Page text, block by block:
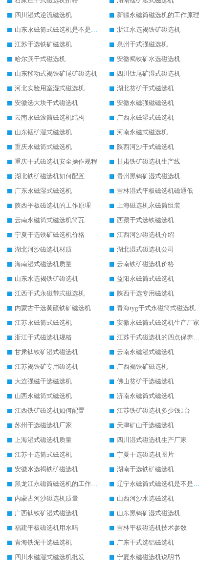
四川湿式逆流磁选机
新疆永磁筒磁选机的工作原理
山东永磁筒式磁选机是不是强磁
浙江水选褐铁矿磁选机
江苏干选铁矿磁选机
泉州干式强磁选机
哈尔滨干式磁选机
安徽褐铁矿水选磁选机
山东移动式褐铁矿尾矿磁选机
四川钛尾矿湿式磁选机
河北实验用室湿式磁选机
湖北贫矿干式磁选机
安徽选大块干式磁选机
安徽永磁强磁磁选机
云南永磁滚筒磁选机结构
广西永磁湿式磁选机
山东锰矿湿式磁选机
河南永磁式磁选机
重庆永磁筒式磁选机
陕西河沙干式磁选机
重庆干式磁选机安全操作规程
甘肃铁矿磁选机生产线
湖北铁矿磁选机如何配置
贵州黑钨矿湿式磁选机
广东永磁湿式磁选机
吉林湿式平板磁选机磁通低
陕西平板磁选机的工作原理
上海磁选机永磁筒组装
云南永磁筒式磁选机筒瓦
西藏干式选铁磁选机
宁夏干选铁矿磁选机价格
江西河沙磁选机介绍
湖北河沙磁选机材质
湖北湿式磁选机公司
海南湿式磁选机质量
云南铁矿磁选机价格
山东水选褐铁矿磁选机
益阳永磁筒式磁选机
江西干式永磁带式磁选机
陕西干选专用磁选机
内蒙古干选黄硫铁矿磁选机
青海tyg干式永磁筒式磁选机
江苏永磁筒式磁选机
安徽永磁筒式磁选机生产厂家
浙江干式磁选机规格
江苏干式磁选机的四点保养秘籍
甘肃钛铁矿湿式磁选机
云南永磁湿式磁选机
江苏褐铁矿专用磁选机
广西褐铁矿磁选机
大连强磁干选磁选机
佛山贫矿干选磁选机
山西永磁筒式磁选机
济南永磁筒式磁选机
江西铁矿磁选机如何配置
江苏铁矿磁选机多少钱1台
苏州干选磁选机厂家
天津矿山干选磁选机
上海湿式磁选机质量
四川湿式磁选机生产厂家
江苏干选筒式磁选机
宁夏干选磁选机图片
安徽水选褐铁矿磁选机
湖南干选铁矿磁选机
黑龙江永磁筒磁选机的工作原理
辽宁永磁筒式磁选机是不是强磁
内蒙古河沙磁选机质量
山西河沙水选磁选机
广西钛铁矿湿式磁选机
山东黑钨矿湿式磁选机
福建平板磁选机用水吗
吉林平板磁选机技术参数
青海铁泥干选磁选机
广东干式选铝磁选机
四川永磁湿式磁选机批发
宁夏永磁磁选机说明书